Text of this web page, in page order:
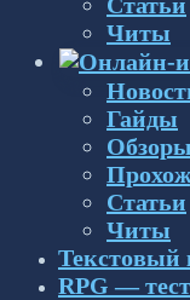
Читы
Гайды
Обзоры
Статьи
Читы
Текстовый
RPG — тест